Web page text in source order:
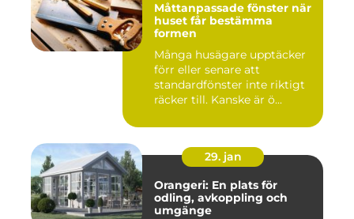
Måttanpassade fönster när
huset får bestämma
formen
Många husägare upptäcker
förr eller senare att
standardfönster inte riktigt
räcker till. Kanske är ö...
29. jan
Orangeri: En plats för
odling, avkoppling och
umgänge